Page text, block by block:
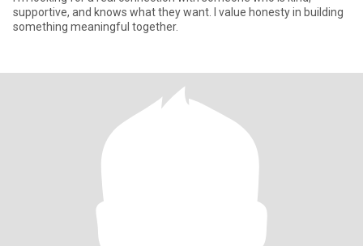
supportive, and knows what they want. I value honesty in building
something meaningful together.